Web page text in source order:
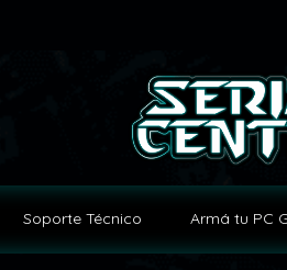
Soporte Técnico Armá tu PC